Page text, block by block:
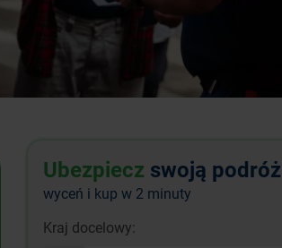
Ubezpiecz swoją podróż
wyceń i kup w 2 minuty
Kraj docelowy: